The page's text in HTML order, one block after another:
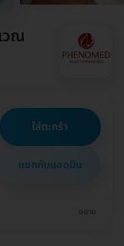
วณ
ใส่ตะกร้า
แชทกับแอดมิน
ขยาย